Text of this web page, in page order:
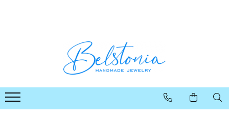
Coliere Handmade cu Pietre
Coliere Handmade Lungi
Coliere Handmade Scurte
Seturi Handmade - Colier si
si bratara
Seturi Handmade - Colier si
bratara
Cercei Handmade cu Pietre
Cercei Handmade din Scoici
Cercei Handmade Lungi
Bratari Handmade cu Pietre